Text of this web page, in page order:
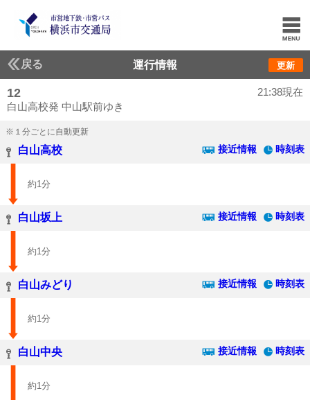
戻る 運行情報 更新
12
白山高校発 中山駅前ゆき
21:38現在
※１分ごとに自動更新
白山高校 接近情報 時刻表
約1分
白山坂上 接近情報 時刻表
約1分
白山みどり 接近情報 時刻表
約1分
白山中央 接近情報 時刻表
約1分